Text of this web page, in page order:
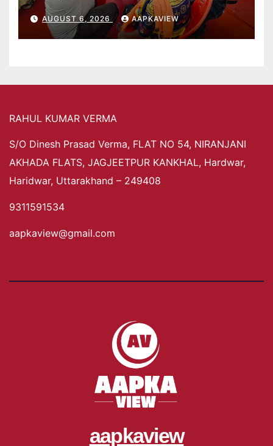
AUGUST 6, 2026 AAPKAVIEW
RAHUL KUMAR VERMA
S/O Dinesh Prasad Verma, FLAT NO 54, NIRANJANI
AKHADA FLATS, JAGJEETPUR KANKHAL, Hardwar,
Haridwar, Uttarakhand – 249408
9311591534
aapkaview@gmail.com
aapkaview